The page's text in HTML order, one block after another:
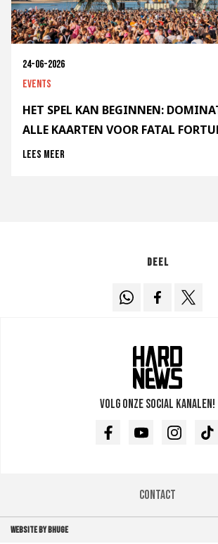
24-06-2026
Events
HET SPEL KAN BEGINNEN:
ALLE KAARTEN VOOR FATAL
Lees meer
Deel
Volg onze social kanalen!
FacebookYoutubeInstagram
Contact
WEBSITE BY BHUGE